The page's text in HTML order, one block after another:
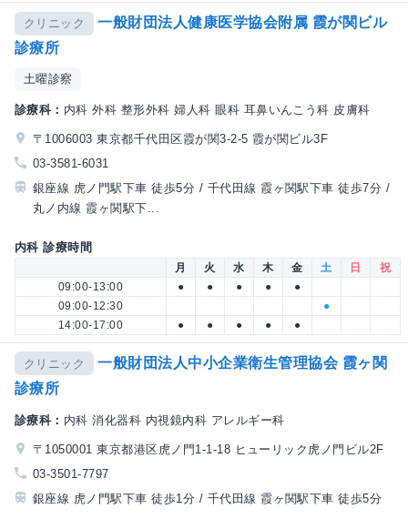
クリニック
一般財団法人健康医学協会附属 霞が関ビル
診療所
土曜診察
診療科： 内科 外科 整形外科 婦人科 眼科 耳鼻いんこう科 皮膚科
〒1006003 東京都千代田区霞が関3-2-5 霞が関ビル3F
03-3581-6031
銀座線 虎ノ門駅下車 徒歩5分 / 千代田線 霞ヶ関駅下車 徒歩7分 /
丸ノ内線 霞ヶ関駅下...
内科 診療時間
月 火 水 木 金 土 日
祝
09:00-13:00
● ● ● ●
●
09:00-12:30
●
14:00-17:00
● ● ● ● ●
クリニック
一般財団法人中小企業衛生管理協会 霞ヶ関
診療所
診療科： 内科 消化器科 内視鏡内科 アレルギー科
〒1050001 東京都港区虎ノ門1-1-18 ヒューリック虎ノ門ビル2F
03-3501-7797
銀座線 虎ノ門駅下車 徒歩1分 / 千代田線 霞ヶ関駅下車 徒歩5分